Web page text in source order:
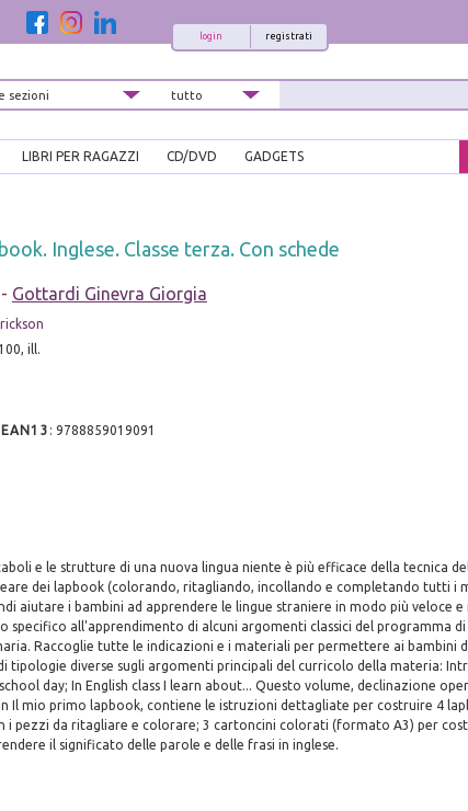
registrati
login
LIBRI PER RAGAZZI CD/DVD GADGETS
Inglese. Classe terza. Con schede
- Gottardi Ginevra Giorgia
ill.
EAN13 : 9788859019091
e le strutture di una nuova lingua niente è più efficace della tecnica
dei lapbook (colorando, ritagliando, incollando e completando tutti i
aiutare i bambini ad apprendere le lingue straniere in modo più veloce
specifico all'apprendimento di alcuni argomenti classici del programma
Raccoglie tutte le indicazioni e i materiali per permettere ai bambini
tipologie diverse sugli argomenti principali del curricolo della materia:
day; In English class I learn about... Questo volume, declinazione
Il mio primo lapbook, contiene le istruzioni dettagliate per costruire 4
i pezzi da ritagliare e colorare; 3 cartoncini colorati (formato A3) per
il significato delle parole e delle frasi in inglese.